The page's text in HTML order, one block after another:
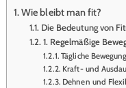
Wie bleibt man fit?
Die Bedeutung von
1. Regelmäßige
Tägliche
Kraft- und
Dehnen und